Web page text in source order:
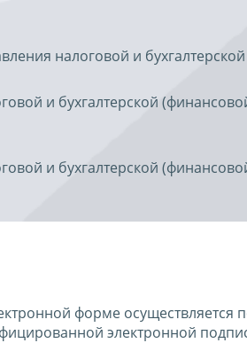
налоговой и
и бухгалтерской
и бухгалтерской
форме
электронной